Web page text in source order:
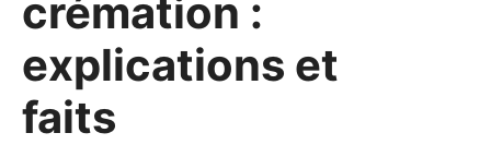
crémation :
explications et
faits